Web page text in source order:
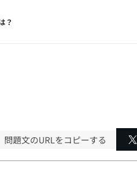
？
問題文のURLをコピーする